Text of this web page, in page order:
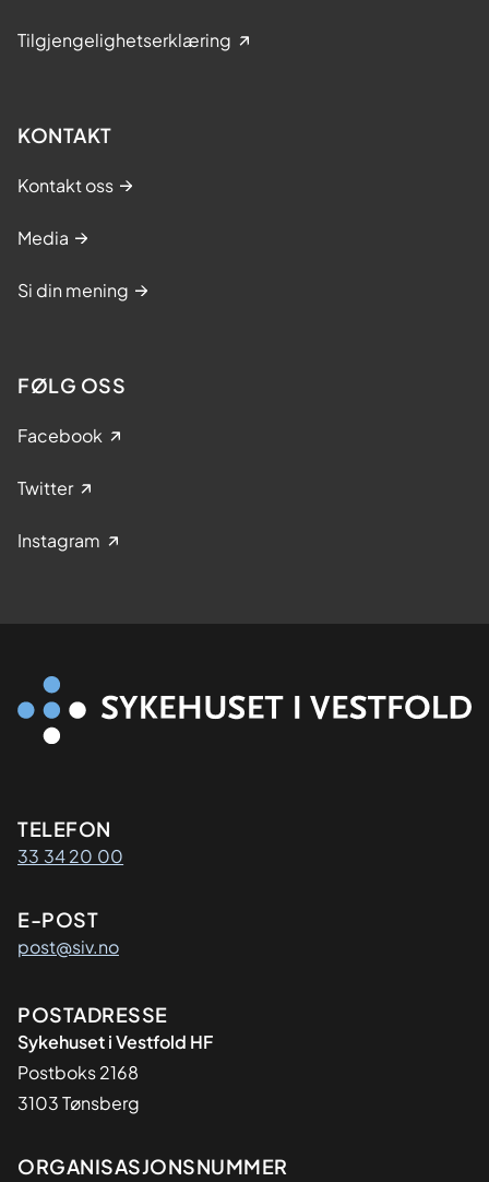
Tilgjengelighetserklæring
KONTAKT
Kontakt oss
Media
Si din mening
FØLG OSS
Facebook
Twitter
Instagram
Kontaktinformasjon
TELEFON
33 34 20 00
E-POST
post@siv.no
Adresse
POSTADRESSE
Sykehuset i Vestfold HF
Postboks 2168
3103 Tønsberg
Organisasjon
ORGANISASJONSNUMMER